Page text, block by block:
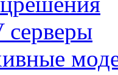
серверы